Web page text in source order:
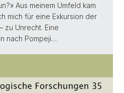
Aus meinem Umfeld kam
mich für eine Exkursion der
zu Unrecht. Eine
nach Pompeji…